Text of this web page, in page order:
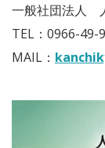
一般社団法人
TEL：0966-49-
MAIL：